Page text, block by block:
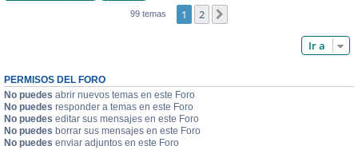
99 temas 1 2
Ir a
PERMISOS DEL FORO
No puedes abrir nuevos temas en este Foro
No puedes responder a temas en este Foro
No puedes editar sus mensajes en este Foro
No puedes borrar sus mensajes en este Foro
No puedes enviar adjuntos en este Foro